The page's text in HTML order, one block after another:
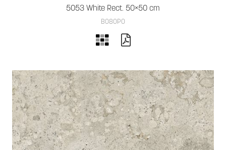
5053 White Rect. 50×50 cm
B080PO